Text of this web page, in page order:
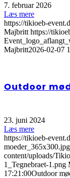
7. februar 2026
Læs mere
https://tikioeb-
Majbritt https://
Majbritt2026-02-07
Outdoor
23. juni 2024
Læs mere
https://tikioeb-
moeder_365x300.jpg
content/uploads/
1_Tegnebraet-1.png
17:21:00Outdoor